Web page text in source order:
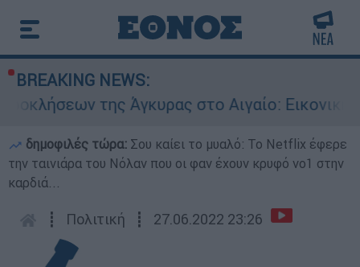
BREAKING NEWS:
της Άγκυρας στο Αιγαίο: Εικονική
δημοφιλές τώρα: Σου καίει το μυαλό: Το Netflix έφερε
την ταινιάρα του Νόλαν που οι φαν έχουν κρυφό νο1 στην
καρδιά...
┋ Πολιτική ┋ 27.06.2022 23:26